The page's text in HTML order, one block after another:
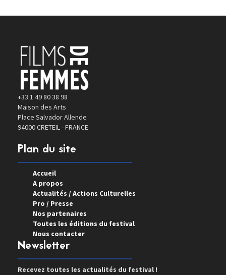
+33 1 49 80 38 98
Maison des Arts
Place Salvador Allende
94000 CRETEIL - FRANCE
Plan du site
Accueil
A propos
Actualités / Actions Culturelles
Pro / Presse
Nos partenaires
Toutes les éditions du festival
Nous contacter
Newsletter
Recevez toutes les actualités du festival !